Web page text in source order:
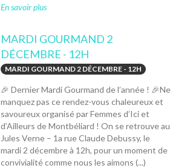
En savoir plus
MARDI GOURMAND 2
DÉCEMBRE - 12H
MARDI GOURMAND 2 DÉCEMBRE - 12H
🎉 Dernier Mardi Gourmand de l’année ! 🎉Ne
manquez pas ce rendez-vous chaleureux et
savoureux organisé par Femmes d’Ici et
d’Ailleurs de Montbéliard ! On se retrouve au
Jules Verne – 1a rue Claude Debussy, le
mardi 2 décembre à 12h, pour un moment de
convivialité comme nous les aimons (...)